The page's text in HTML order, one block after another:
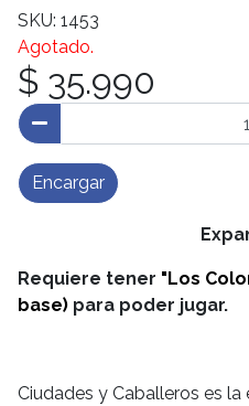
SKU: 1453
Agotado.
$ 35.990
Encargar
Requiere tener "Los
base) para poder jugar.
Ciudades y Caballeros es